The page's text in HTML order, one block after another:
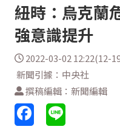
紐時：烏克蘭
強意識提升
2022-03-02 12:22(12-
新聞引據：中央社
撰稿編輯：新聞編輯